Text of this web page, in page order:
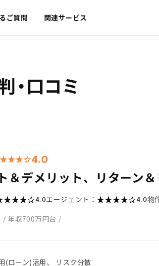
ご質問 関連サービス
・口コミ
4.0
＆デメリット、リターン
4.0エージェント： 4.0物
/ 年収700万円台 /
(ローン)活用、 リスク分散